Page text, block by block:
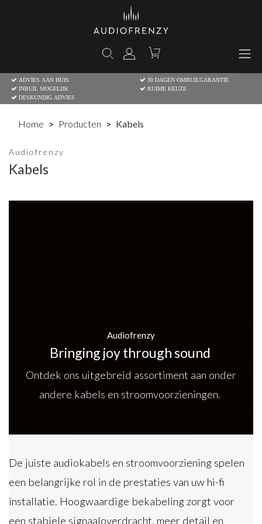
ADVIES AAN HUIS
30 DAGEN OMRUILGARANTIE
INRUIL MOGELIJK
RUIME KEUZE
DESKUNDIG ADVIES
Home Producten Kabels
Audiofrenzy
Kabels
Audiofrenzy
Bringing joy through sound
Ontdek ons uitgebreid assortiment aan onder
andere kabels en stroomvoorzieningen.
De juiste audiokabels en stroomvoorziening spelen
een belangrijke rol in de prestaties van uw hi-fi
installatie. Hoogwaardige bekabeling zorgt voor
een stabiele signaaloverdracht, meer detail en